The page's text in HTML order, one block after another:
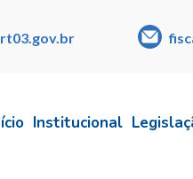
Institucional